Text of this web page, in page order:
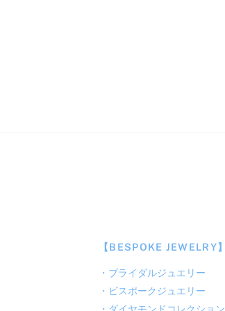
【BESPOKE JEWELRY】
・ ブライダルジュエリー
・ ビスポークジュエリー
・ ダイヤモンドコレクション